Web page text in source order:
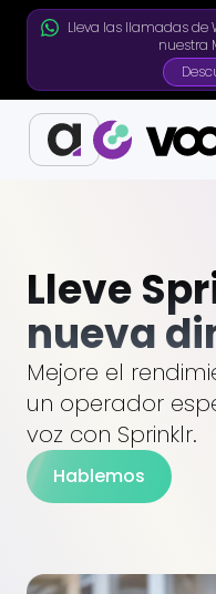
Lleva las llamadas de
nuestra
Lleve
nueva
Mejore el
un operador
voz con Sprinklr.
Hablemos